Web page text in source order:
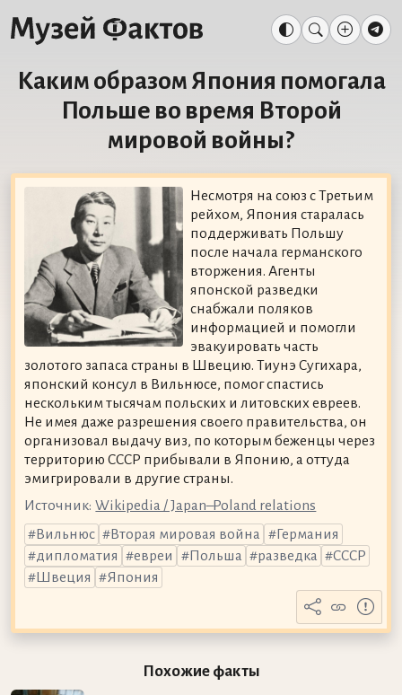
Каким образом Япония помогала
Польше во время Второй
мировой войны?
Несмотря на союз с Третьим
рейхом, Япония старалась
поддерживать Польшу
после начала германского
вторжения. Агенты
японской разведки
снабжали поляков
информацией и помогли
эвакуировать часть
золотого запаса страны в Швецию. Тиунэ Сугихара,
японский консул в Вильнюсе, помог спастись
нескольким тысячам польских и литовских евреев.
Не имея даже разрешения своего правительства, он
организовал выдачу виз, по которым беженцы через
территорию СССР прибывали в Японию, а оттуда
эмигрировали в другие страны.
Источник: Wikipedia / Japan–Poland relations
Вильнюс
Вторая мировая война
Германия
дипломатия
евреи Польша разведка
СССР
Швеция
Япония
Похожие факты